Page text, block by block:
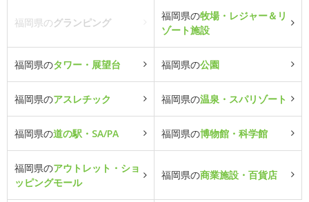
福岡県のグランピング
福岡県の牧場・レジャー＆リ
ゾート施設
福岡県のタワー・展望台 福岡県の公園
福岡県のアスレチック 福岡県の温泉・スパリゾート
福岡県の道の駅・SA/PA 福岡県の博物館・科学館
福岡県のアウトレット・ショ
ッピングモール
福岡県の商業施設・百貨店